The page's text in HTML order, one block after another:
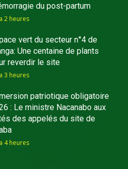
du post-partum
2 heures
vert du secteur n°4 de
Une centaine de plants
reverdir le site
3 heures
patriotique obligatoire
: Le ministre Nacanabo aux
des appelés du site de
4 heures